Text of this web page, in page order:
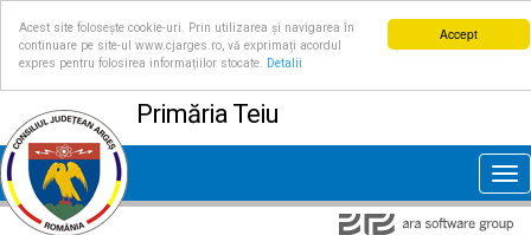
Accept
Acest site folosește cookie-uri. Prin utilizarea și navigarea în
continuare pe site-ul www.cjarges.ro, vă exprimați acordul
expres pentru folosirea informațiilor stocate.
Detalii
Primăria Teiu